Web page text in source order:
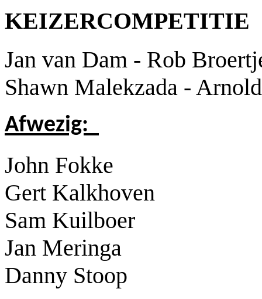
KEIZERCOMPETITIE
Jan van Dam - Rob
Shawn Malekzada -
Afwezig:
John Fokke
Gert Kalkhoven
Sam Kuilboer
Jan Meringa
Danny Stoop